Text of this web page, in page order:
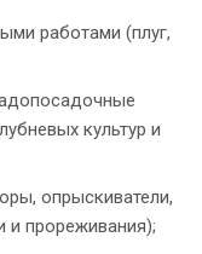
работами (плуг,
культур и
опрыскиватели,
и прореживания);